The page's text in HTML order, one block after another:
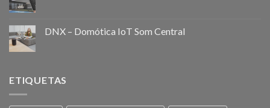
DNX – Domótica IoT Som Central
ETIQUETAS